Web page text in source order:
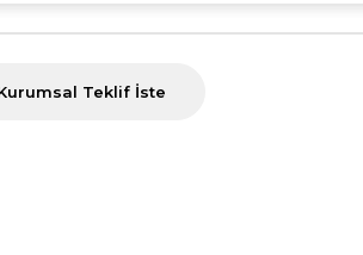
Teklif İste